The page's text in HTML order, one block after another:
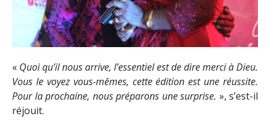
« Quoi qu’il nous arrive, l’essentiel est de dire merci à Dieu.
Vous le voyez vous-mêmes, cette édition est une réussite.
Pour la prochaine, nous préparons une surprise. », s’est-il
réjouit.